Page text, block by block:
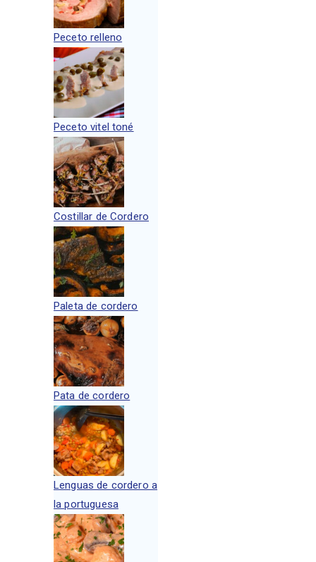
Peceto relleno
Peceto vitel toné
Costillar de Cordero
Paleta de cordero
Pata de cordero
Lenguas de cordero a
la portuguesa